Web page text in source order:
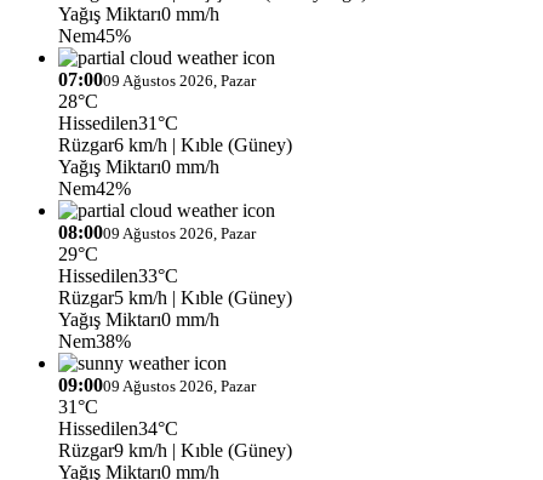
Yağış Miktarı0 mm/h
Nem45%
07:0009 Ağustos 2026, Pazar
28°C
Hissedilen31°C
Rüzgar6 km/h | Kıble (Güney)
Yağış Miktarı0 mm/h
Nem42%
08:0009 Ağustos 2026, Pazar
29°C
Hissedilen33°C
Rüzgar5 km/h | Kıble (Güney)
Yağış Miktarı0 mm/h
Nem38%
09:0009 Ağustos 2026, Pazar
31°C
Hissedilen34°C
Rüzgar9 km/h | Kıble (Güney)
Yağış Miktarı0 mm/h